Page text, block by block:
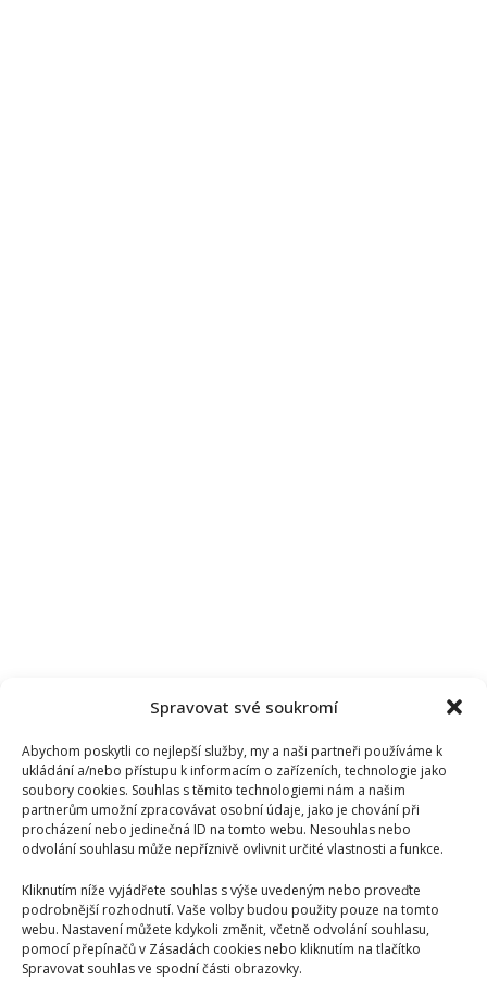
Spravovat své soukromí
Abychom poskytli co nejlepší služby, my a naši partneři používáme k
ukládání a/nebo přístupu k informacím o zařízeních, technologie jako
soubory cookies. Souhlas s těmito technologiemi nám a našim
partnerům umožní zpracovávat osobní údaje, jako je chování při
procházení nebo jedinečná ID na tomto webu. Nesouhlas nebo
odvolání souhlasu může nepříznivě ovlivnit určité vlastnosti a funkce.
Kliknutím níže vyjádřete souhlas s výše uvedeným nebo proveďte
podrobnější rozhodnutí. Vaše volby budou použity pouze na tomto
webu. Nastavení můžete kdykoli změnit, včetně odvolání souhlasu,
pomocí přepínačů v Zásadách cookies nebo kliknutím na tlačítko
Spravovat souhlas ve spodní části obrazovky.